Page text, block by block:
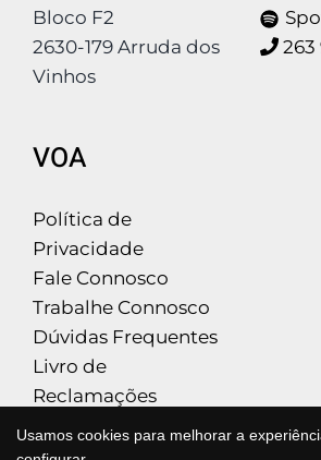
Bloco F2
2630-179 Arruda dos
Vinhos
263
VOA
Política de
Privacidade
Fale Connosco
Trabalhe Connosco
Dúvidas Frequentes
Livro de
Reclamações
Usamos cookies para melhorar a